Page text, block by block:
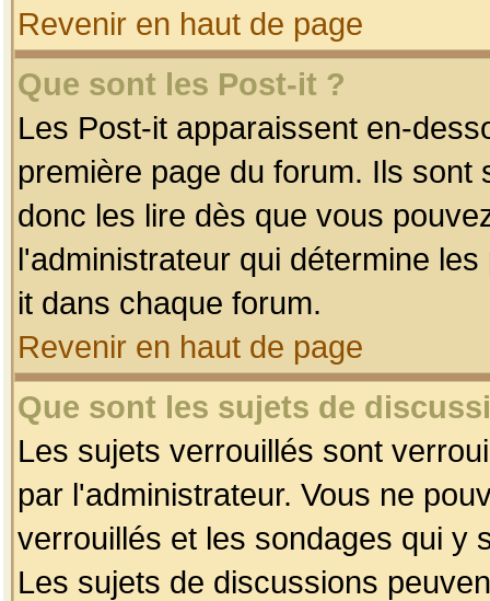
Revenir en haut de page
Que sont les Post-it ?
Les Post-it apparaissent en-
première page du forum. Ils
donc les lire dès que vous
l'administrateur qui détermine
it dans chaque forum.
Revenir en haut de page
Que sont les sujets de
Les sujets verrouillés sont
par l'administrateur. Vous ne
verrouillés et les sondages qui y
Les sujets de discussions